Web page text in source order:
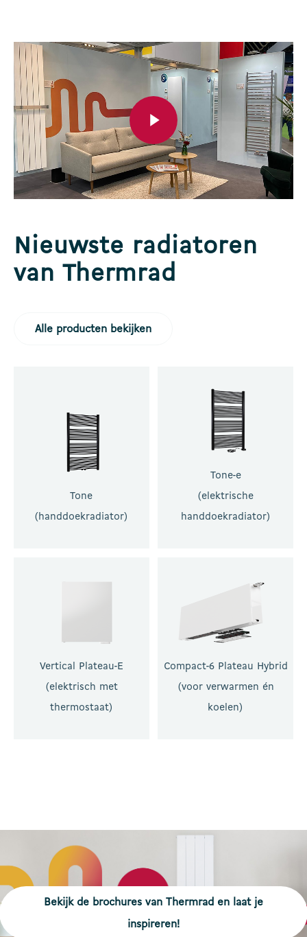
Play Video
Play Video
Nieuwste radiatoren
van Thermrad
Alle producten bekijken
Tone
(handdoekradiator)
Tone-e
(elektrische
handdoekradiator)
Vertical Plateau-E
(elektrisch met
thermostaat)
Compact-6 Plateau Hybrid
(voor verwarmen én
koelen)
Bekijk de brochures van Thermrad en laat je
inspireren!